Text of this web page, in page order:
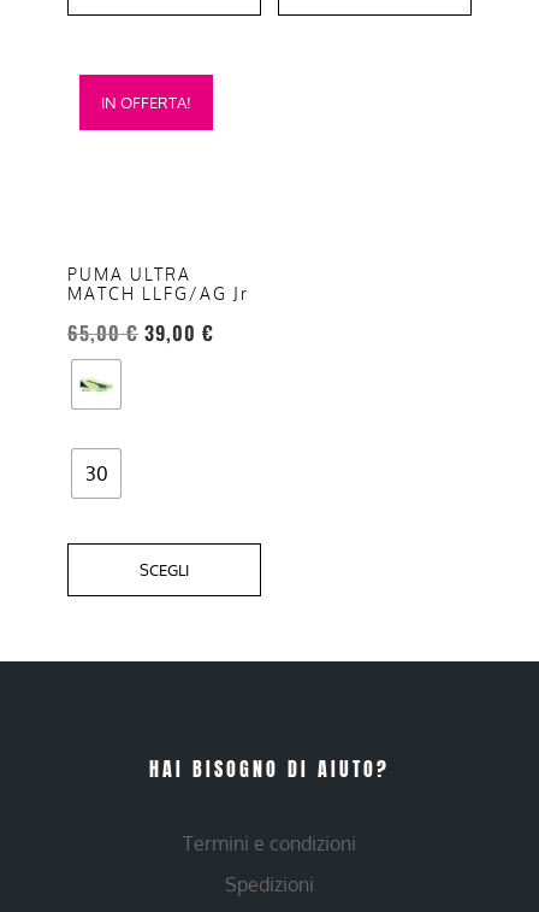
IN OFFERTA!
PUMA ULTRA
MATCH LLFG/AG Jr
65,00€ 39,00 €
30
SCEGLI
Questo
prodotto
opzioni
possono
essere
scelte
nella
del
prodotto
HAI BISOGNO DI AIUTO?
Termini e condizioni
Spedizioni